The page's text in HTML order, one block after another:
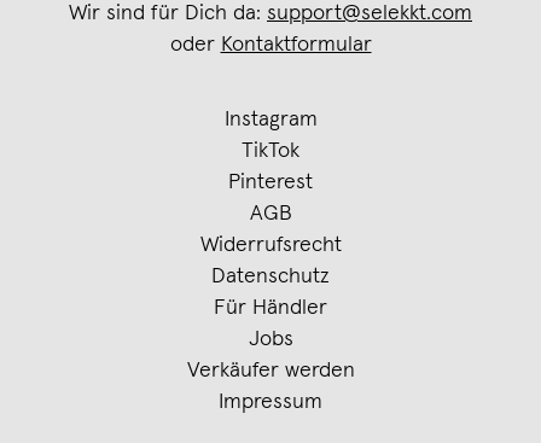
Wir sind für Dich da: support@selekkt.com
oder Kontaktformular
Instagram
TikTok
Pinterest
AGB
Widerrufsrecht
Datenschutz
Für Händler
Jobs
Verkäufer werden
Impressum